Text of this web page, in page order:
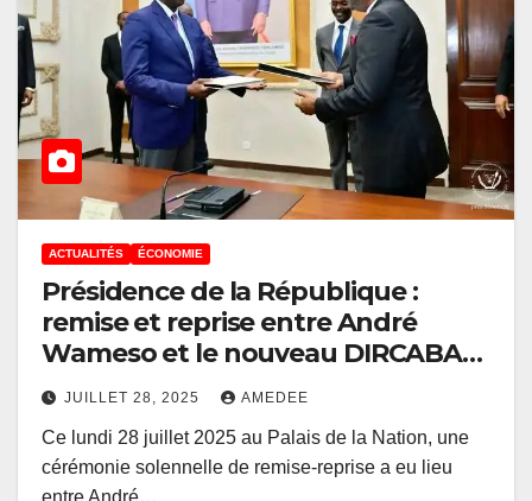
ACTUALITÉS ÉCONOMIE
Présidence de la République :
remise et reprise entre André
Wameso et le nouveau DIRCABA
en charge de l’économie
JUILLET 28, 2025 AMEDEE
Ce lundi 28 juillet 2025 au Palais de la Nation, une
cérémonie solennelle de remise-reprise a eu lieu
entre André…